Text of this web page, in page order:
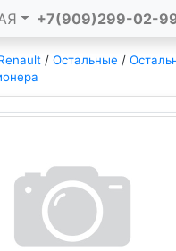
+7(909)299-02-
/ Остальные /